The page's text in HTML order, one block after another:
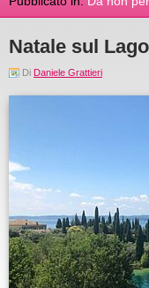
Natale sul
Di Daniele Grattieri